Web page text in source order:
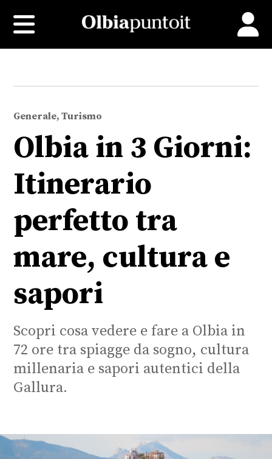
Generale, Turismo
Olbia in 3 Giorni:
Itinerario
perfetto tra
mare, cultura e
sapori
Scopri cosa vedere e fare a Olbia in
72 ore tra spiagge da sogno, cultura
millenaria e sapori autentici della
Gallura.